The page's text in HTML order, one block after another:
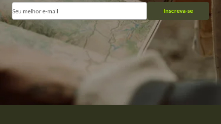
Inscreva-se